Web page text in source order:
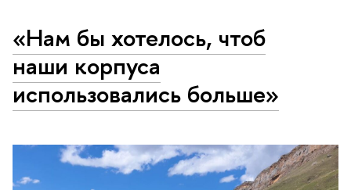
«Нам бы хотелось, чтоб
наши корпуса
использовались больше»